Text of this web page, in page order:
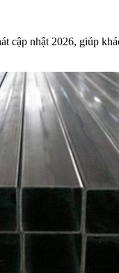
cập nhật 2026, giúp